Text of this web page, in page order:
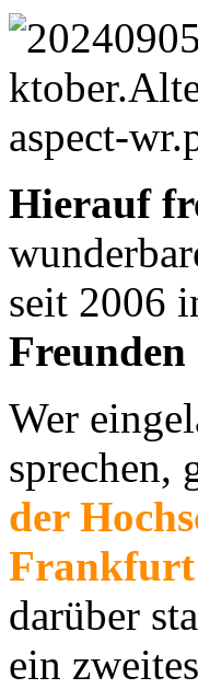
Hierauf
seit 2006
Wer
sprechen,
der
Frankfurt
darüber
ein